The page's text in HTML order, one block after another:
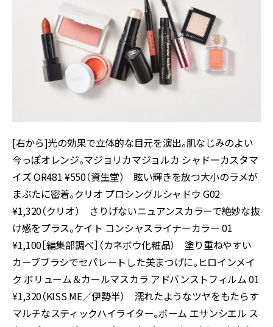
[右から]光の効果で立体的な目元を演出。肌なじみのよい
今っぽオレンジ。マジョリカマジョルカ シャドーカスタマ
イズ OR481 ¥550（資生堂） 眩い輝きを放つ大小のラメが
まぶたに密着。クリオ プロシングルシャドウ G02
¥1,320（クリオ） さりげないニュアンスカラーで絶妙な抜
け感をプラス。ケイト コンシャスライナーカラー 01
¥1,100［編集部調べ］（カネボウ化粧品） 塗り重ねやすい
カーブブラシでセパレートした美まつげに。ヒロインメイ
ク ボリューム＆カールマスカラ アドバンストフィルム 01
¥1,320（KISS ME／伊勢半） 濡れたようなツヤをもたらす
マルチなスティックハイライター。ボーム エサンシエル ス